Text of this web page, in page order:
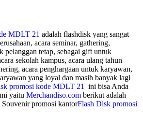
MDLT 21 adalah flashdisk yang sangat
acara seminar, gathering,
pelanggan tetap, sebagai gift untuk
sekolah kampus, acara ulang tahun
acara penghargaan untuk karyawan,
yang loyal dan masih banyak lagi
promosi kode MDLT 21
ini bisa Anda
yaitu Merchandiso.com berikut adalah
promosi kantorFlash Disk promosi